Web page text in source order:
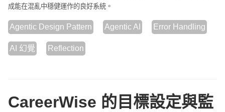
成能在混亂中穩健運作的良好系統。
Agentic Design Pattern Agentic AI Error Handling
AI 幻覺 Reflection
CareerWise 的目標設定與監